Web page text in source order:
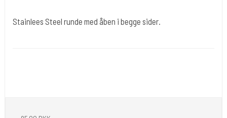
Stainlees Steel runde med åben i begge sider.